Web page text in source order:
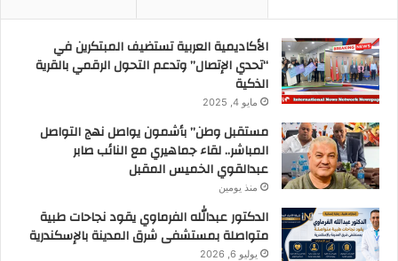
الأكاديمية العربية تستضيف المبتكرين في
“تحدي الإتصال” وتدعم التحول الرقمي بالقرية
الذكية
مايو 4, 2025
مستقبل وطن” بأشمون يواصل نهج التواصل
المباشر.. لقاء جماهيري مع النائب صابر
عبدالقوي الخميس المقبل
منذ يومين
الدكتور عبدالله الفرماوي يقود نجاحات طبية
متواصلة بمستشفى شرق المدينة بالإسكندرية
يوليو 6, 2026